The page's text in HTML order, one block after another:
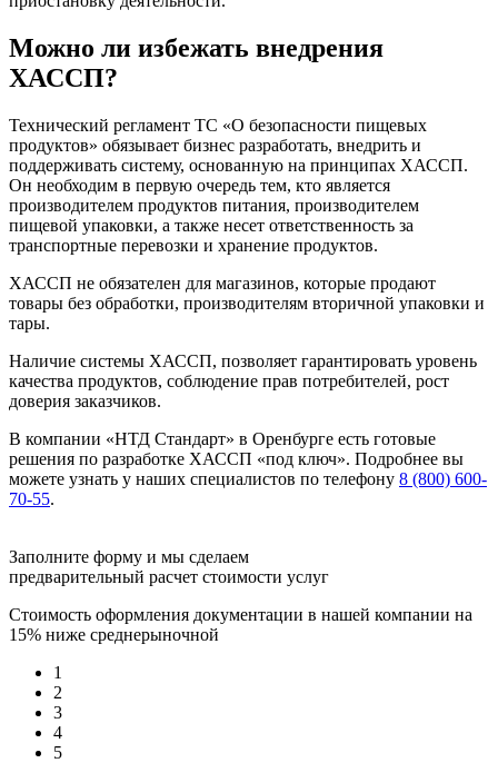
Можно ли избежать внедрения
ХАССП?
Технический регламент ТС «О безопасности пищевых
продуктов» обязывает бизнес разработать, внедрить и
поддерживать систему, основанную на принципах ХАССП.
Он необходим в первую очередь тем, кто является
производителем продуктов питания, производителем
пищевой упаковки, а также несет ответственность за
транспортные перевозки и хранение продуктов.
ХАССП не обязателен для магазинов, которые продают
товары без обработки, производителям вторичной упаковки и
тары.
Наличие системы ХАССП, позволяет гарантировать уровень
качества продуктов, соблюдение прав потребителей, рост
доверия заказчиков.
В компании «НТД Стандарт» в Оренбурге есть готовые
решения по разработке ХАССП «под ключ». Подробнее вы
можете узнать у наших специалистов по телефону 8 (800) 600-
70-55.
Заполните форму и мы сделаем
предварительный расчет стоимости услуг
Стоимость оформления документации в нашей компании на
15% ниже среднерыночной
1
2
3
4
5